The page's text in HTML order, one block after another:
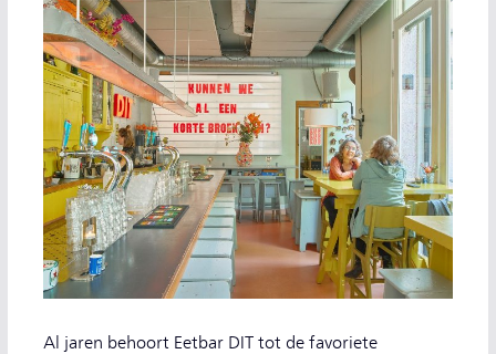
Al jaren behoort Eetbar DIT tot de favoriete